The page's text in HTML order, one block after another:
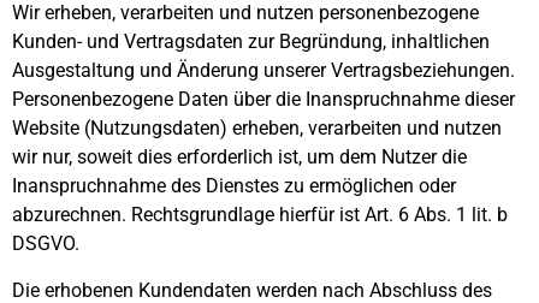
Wir erheben, verarbeiten und nutzen personenbezogene
Kunden- und Vertragsdaten zur Begründung, inhaltlichen
Ausgestaltung und Änderung unserer Vertragsbeziehungen.
Personenbezogene Daten über die Inanspruchnahme dieser
Website (Nutzungsdaten) erheben, verarbeiten und nutzen
wir nur, soweit dies erforderlich ist, um dem Nutzer die
Inanspruchnahme des Dienstes zu ermöglichen oder
abzurechnen. Rechtsgrundlage hierfür ist Art. 6 Abs. 1 lit. b
DSGVO.
Die erhobenen Kundendaten werden nach Abschluss des